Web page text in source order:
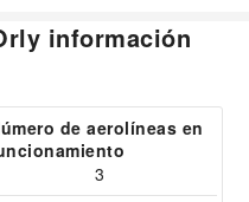
información
de aerolíneas en
3